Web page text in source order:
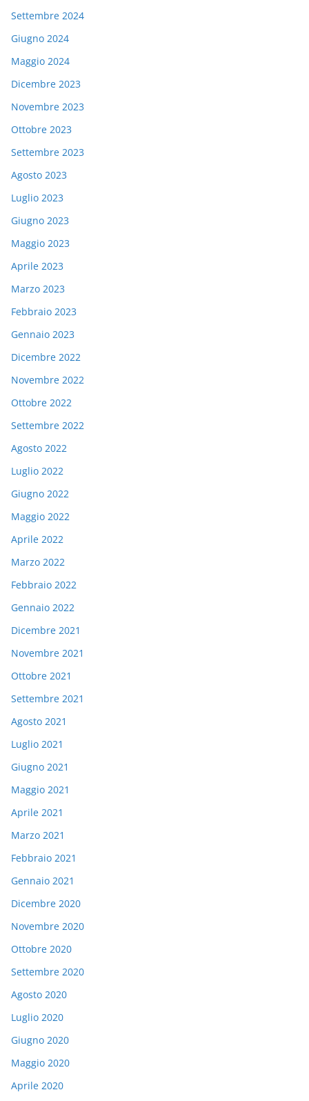
Settembre 2024
Giugno 2024
Maggio 2024
Dicembre 2023
Novembre 2023
Ottobre 2023
Settembre 2023
Agosto 2023
Luglio 2023
Giugno 2023
Maggio 2023
Aprile 2023
Marzo 2023
Febbraio 2023
Gennaio 2023
Dicembre 2022
Novembre 2022
Ottobre 2022
Settembre 2022
Agosto 2022
Luglio 2022
Giugno 2022
Maggio 2022
Aprile 2022
Marzo 2022
Febbraio 2022
Gennaio 2022
Dicembre 2021
Novembre 2021
Ottobre 2021
Settembre 2021
Agosto 2021
Luglio 2021
Giugno 2021
Maggio 2021
Aprile 2021
Marzo 2021
Febbraio 2021
Gennaio 2021
Dicembre 2020
Novembre 2020
Ottobre 2020
Settembre 2020
Agosto 2020
Luglio 2020
Giugno 2020
Maggio 2020
Aprile 2020